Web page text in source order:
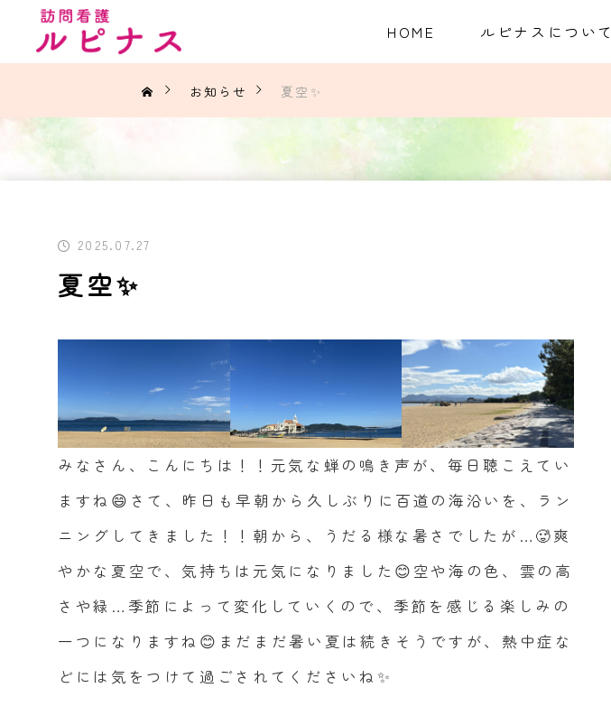
HOME ルピナスについて
お知らせ 夏空✨
2025.07.27
夏空✨
みなさん、こんにちは！！元気な蝉の鳴き声が、毎日聴こえてい
ますね😄さて、昨日も早朝から久しぶりに百道の海沿いを、ラン
ニングしてきました！！朝から、うだる様な暑さでしたが…🥵爽
やかな夏空で、気持ちは元気になりました😊空や海の色、雲の高
さや緑…季節によって変化していくので、季節を感じる楽しみの
一つになりますね😊まだまだ暑い夏は続きそうですが、熱中症な
どには気をつけて過ごされてくださいね✨